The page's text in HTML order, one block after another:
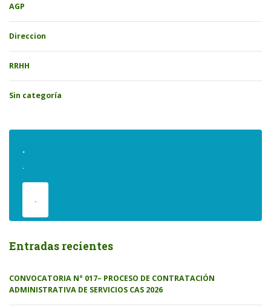
AGP
Direccion
RRHH
Sin categoría
.
.
.
Entradas recientes
CONVOCATORIA N° 017– PROCESO DE CONTRATACIÓN
ADMINISTRATIVA DE SERVICIOS CAS 2026